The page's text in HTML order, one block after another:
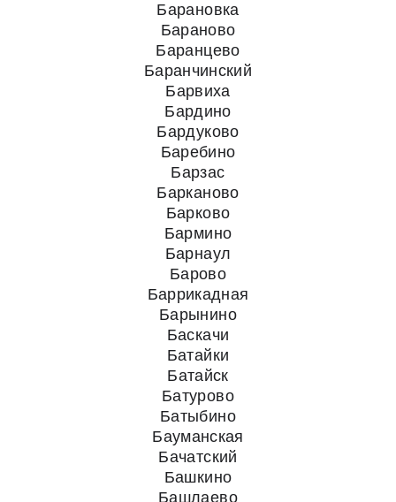
Барановка
Бараново
Баранцево
Баранчинский
Барвиха
Бардино
Бардуково
Баребино
Барзас
Барканово
Барково
Бармино
Барнаул
Барово
Баррикадная
Барынино
Баскачи
Батайки
Батайск
Батурово
Батыбино
Бауманская
Бачатский
Башкино
Башлаево